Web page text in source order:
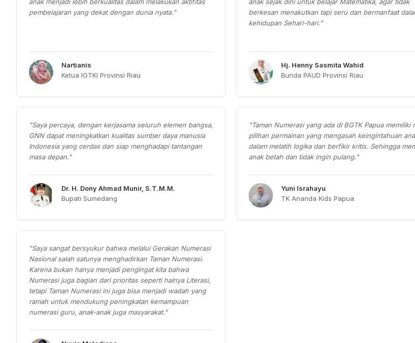
pembelajaran yang dekat dengan dunia nyata."
Nartianis
Ketua IGTKI Provinsi Riau
berkesan menakutkan tapi seru dan bermanfaat
kehidupan Sehari-hari."
Hj. Henny Sasmita Wahid
Bunda PAUD Provinsi Riau
"Saya percaya, dengan kerjasama seluruh elemen bangsa,
GNN dapat meningkatkan kualitas sumber daya manusia
Indonesia yang cerdas dan siap menghadapi tantangan
masa depan."
Dr. H. Dony Ahmad Munir, S.T.M.M.
Bupati Sumedang
"Taman Numerasi yang ada di BGTK Papua memiliki
pilihan permainan yang mengasah keingintahuan
dalam melatih logika dan berfikir kritis. Sehingga
anak betah dan tidak ingin pulang."
Yuni Israhayu
TK Ananda Kids Papua
"Saya sangat bersyukur bahwa melalui Gerakan Numerasi
Nasional salah satunya menghadirkan Taman Numerasi.
Karena bukan hanya menjadi pengingat kita bahwa
Numerasi juga bagian dari prioritas seperti halnya Literasi,
tetapi Taman Numerasi ini juga bisa menjadi wadah yang
ramah untuk mendukung peningkatan kemampuan
numerasi guru, anak-anak juga masyarakat."